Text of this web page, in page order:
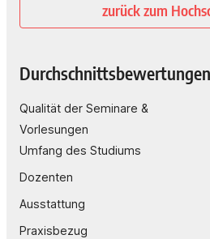
zurück zum
Durchschnittsbewertungen
Qualität der Seminare &
Vorlesungen
Umfang des Studiums
Dozenten
Ausstattung
Praxisbezug